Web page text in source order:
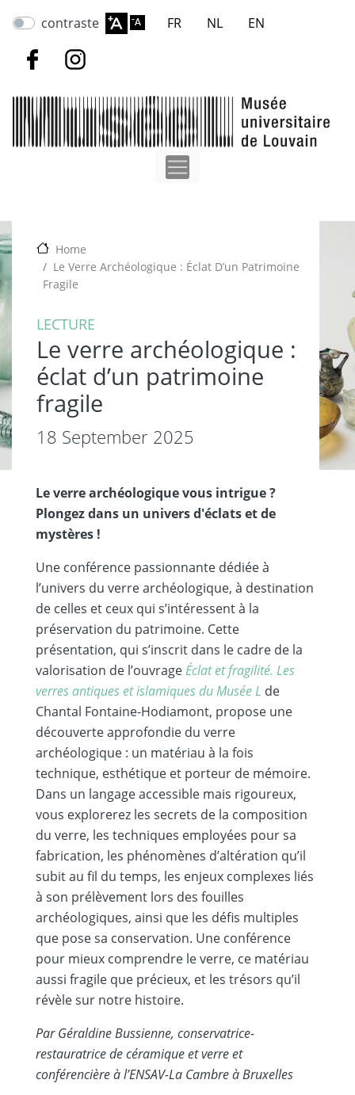
to
contraste FR NL EN
Home
Le Verre Archéologique : Éclat Dʼun Patrimoine
Fragile
LECTURE
Le verre archéologique :
éclat dʼun patrimoine
fragile
18 September 2025
Le verre archéologique vous intrigue ?
Plongez dans un univers d'éclats et de
mystères !
Une conférence passionnante dédiée à
lʼunivers du verre archéologique, à destination
de celles et ceux qui sʼintéressent à la
préservation du patrimoine. Cette
présentation, qui sʼinscrit dans le cadre de la
valorisation de lʼouvrageÉclat et fragilité. Les
verres antiques et islamiques du Musée L de
Chantal Fontaine-Hodiamont, propose une
découverte approfondie du verre
archéologique : un matériau à la fois
technique, esthétique et porteur de mémoire.
Dans un langage accessible mais rigoureux,
vous explorerez les secrets de la composition
du verre, les techniques employées pour sa
fabrication, les phénomènes dʼaltération quʼil
subit au fil du temps, les enjeux complexes liés
à son prélèvement lors des fouilles
archéologiques, ainsi que les défis multiples
que pose sa conservation. Une conférence
pour mieux comprendre le verre, ce matériau
aussi fragile que précieux, et les trésors quʼil
révèle sur notre histoire.
Par Géraldine Bussienne, conservatrice-
restauratrice de céramique et verre et
conférencière à lʼENSAV-La Cambre à Bruxelles